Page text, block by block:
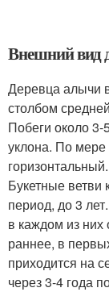
Внешний вид
Деревца алычи
столбом
Побеги около 3-
уклона. По мере
Букетные ветви
период, до 3
в каждом из них
раннее, в
приходится на
через 3-4 года